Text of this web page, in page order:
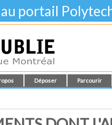
portail
Déposer Parcourir